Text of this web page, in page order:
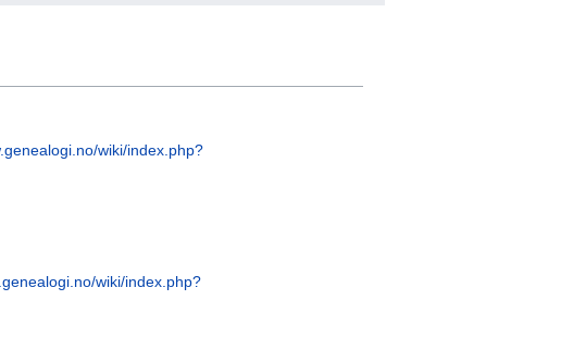
wiki/index.php?
wiki/index.php?